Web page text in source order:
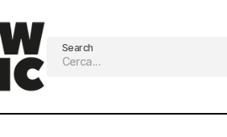
Search